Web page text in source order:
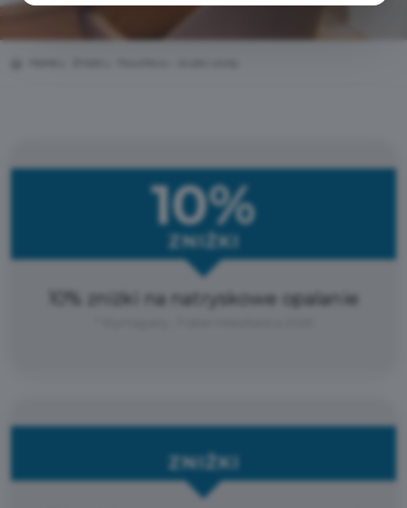
10%
ZNIŻKI
10% zniżki na natryskowe opalanie
ZNIŻKI